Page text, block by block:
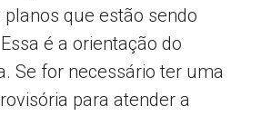
que estão sendo
é a orientação do
Se for necessário ter uma
para atender a